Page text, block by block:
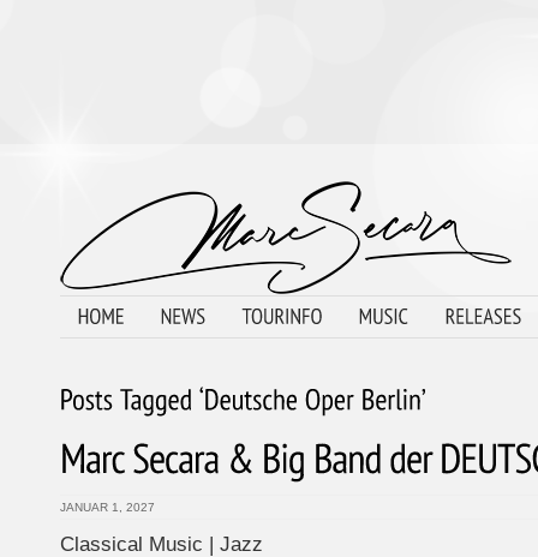
JANUAR 1, 2027
Classical Music | Jazz